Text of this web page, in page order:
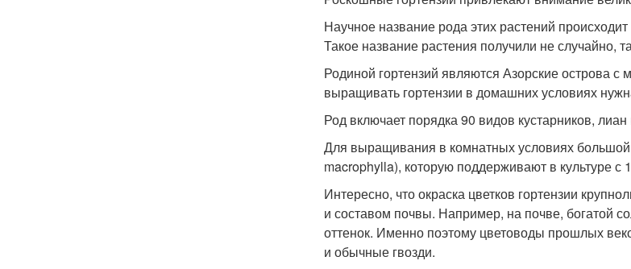
Научное название рода этих растений
Такое название растения получили не случайно,
Родиной гортензий являются Азорские острова
выращивать гортензии в домашних условиях
Род включает порядка 90 видов кустарников,
Для выращивания в комнатных условиях большой
macrophylla), которую поддерживают в культуре
Интересно, что окраска цветков гортензии
и составом почвы. Например, на почве, богатой
оттенок. Именно поэтому цветоводы прошлых
и обычные гвозди.